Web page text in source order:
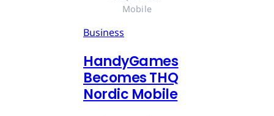
Mobile
Business
HandyGames
Becomes THQ
Nordic Mobile